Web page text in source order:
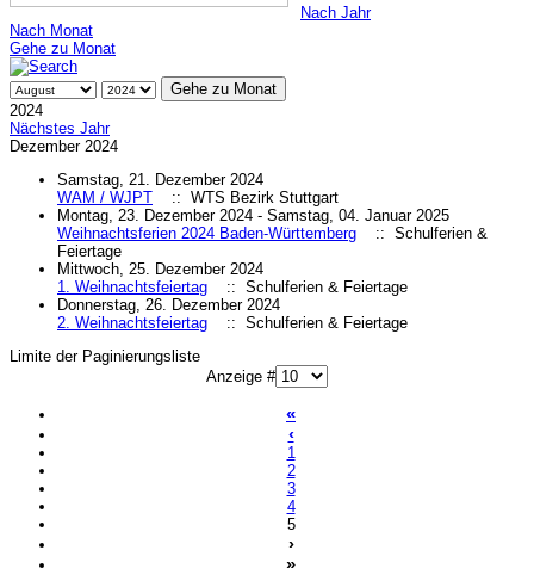
Nach Jahr
Nach Monat
Gehe zu Monat
Gehe zu Monat
2024
Nächstes Jahr
Dezember 2024
Samstag, 21. Dezember 2024
WAM / WJPT
:: WTS Bezirk Stuttgart
Montag, 23. Dezember 2024 - Samstag, 04. Januar 2025
Weihnachtsferien 2024 Baden-Württemberg
:: Schulferien &
Feiertage
Mittwoch, 25. Dezember 2024
1. Weihnachtsfeiertag
:: Schulferien & Feiertage
Donnerstag, 26. Dezember 2024
2. Weihnachtsfeiertag
:: Schulferien & Feiertage
Limite der Paginierungsliste
Anzeige #
«
‹
1
2
3
4
5
›
»